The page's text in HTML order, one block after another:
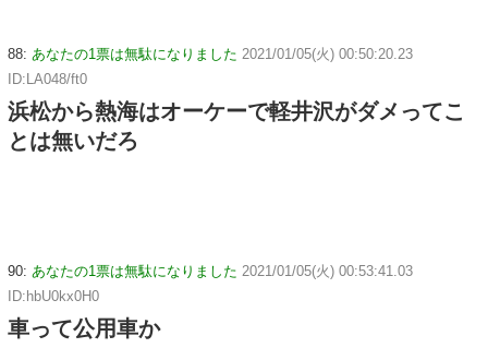
88: あなたの1票は無駄になりました 2021/01/05(火) 00:50:20.23
ID:LA048/ft0
浜松から熱海はオーケーで軽井沢がダメってこ
とは無いだろ
90: あなたの1票は無駄になりました 2021/01/05(火) 00:53:41.03
ID:hbU0kx0H0
車って公用車か